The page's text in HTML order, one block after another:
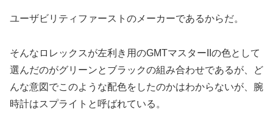
ユーザビリティファーストのメーカーであるからだ。
そんなロレックスが左利き用のGMTマスターIIの色として
選んだのがグリーンとブラックの組み合わせであるが、ど
んな意図でこのような配色をしたのかはわからないが、腕
時計はスプライトと呼ばれている。